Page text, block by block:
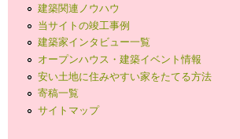
建築関連ノウハウ
当サイトの竣工事例
建築家インタビュー一覧
オープンハウス・建築イベント情報
安い土地に住みやすい家をたてる方法
寄稿一覧
サイトマップ